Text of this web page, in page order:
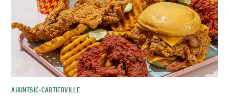
AHUNTSIC-CARTIERVILLE